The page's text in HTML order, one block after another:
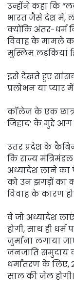
उन्होंने कहा कि
भारत जैसे देश में,
क्योंकि अंतर-धर्म
विवाह के मामले
मुस्लिम लड़कियां
इसे देखते हुए
प्रलोभन या प्यार
कॉलेज के एक
जिहाद’ के मुद्दे आग
उत्तर प्रदेश के
कि राज्य
अध्यादेश लाने का
को उन झगड़ों का
विवाह के कारण
वे जो अध्यादेश
होगी, साथ ही
जुर्माना लगाया
जनजाति समुदाय
धर्मांतरण के लिए,
साल की जेल होगी।